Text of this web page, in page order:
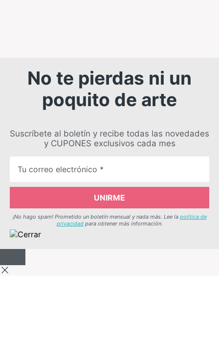
No te pierdas ni un
poquito de arte
Suscríbete al boletín y recibe todas las novedades
y CUPONES exclusivos cada mes
¡No hago spam! Prometido un boletín mensual y nada más. Lee la política de
privacidadpara obtener más información.